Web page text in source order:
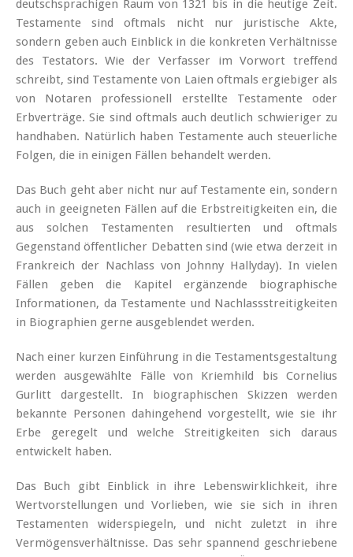
deutschsprachigen Raum von 1321 bis in die heutige Zeit.
Testamente sind oftmals nicht nur juristische Akte,
sondern geben auch Einblick in die konkreten Verhältnisse
des Testators. Wie der Verfasser im Vorwort treffend
schreibt, sind Testamente von Laien oftmals ergiebiger als
von Notaren professionell erstellte Testamente oder
Erbverträge. Sie sind oftmals auch deutlich schwieriger zu
handhaben. Natürlich haben Testamente auch steuerliche
Folgen, die in einigen Fällen behandelt werden.
Das Buch geht aber nicht nur auf Testamente ein, sondern
auch in geeigneten Fällen auf die Erbstreitigkeiten ein, die
aus solchen Testamenten resultierten und oftmals
Gegenstand öffentlicher Debatten sind (wie etwa derzeit in
Frankreich der Nachlass von Johnny Hallyday). In vielen
Fällen geben die Kapitel ergänzende biographische
Informationen, da Testamente und Nachlassstreitigkeiten
in Biographien gerne ausgeblendet werden.
Nach einer kurzen Einführung in die Testamentsgestaltung
werden ausgewählte Fälle von Kriemhild bis Cornelius
Gurlitt dargestellt. In biographischen Skizzen werden
bekannte Personen dahingehend vorgestellt, wie sie ihr
Erbe geregelt und welche Streitigkeiten sich daraus
entwickelt haben.
Das Buch gibt Einblick in ihre Lebenswirklichkeit, ihre
Wertvorstellungen und Vorlieben, wie sie sich in ihren
Testamenten widerspiegeln, und nicht zuletzt in ihre
Vermögensverhältnisse. Das sehr spannend geschriebene